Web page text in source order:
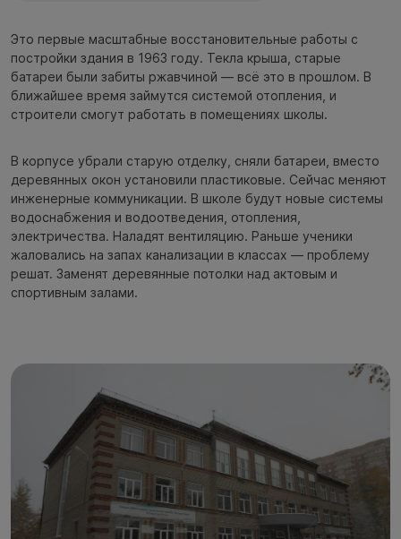
Это первые масштабные восстановительные работы с
постройки здания в 1963 году. Текла крыша, старые
батареи были забиты ржавчиной — всё это в прошлом. В
ближайшее время займутся системой отопления, и
строители смогут работать в помещениях школы.
В корпусе убрали старую отделку, сняли батареи, вместо
деревянных окон установили пластиковые. Сейчас меняют
инженерные коммуникации. В школе будут новые системы
водоснабжения и водоотведения, отопления,
электричества. Наладят вентиляцию. Раньше ученики
жаловались на запах канализации в классах — проблему
решат. Заменят деревянные потолки над актовым и
спортивным залами.